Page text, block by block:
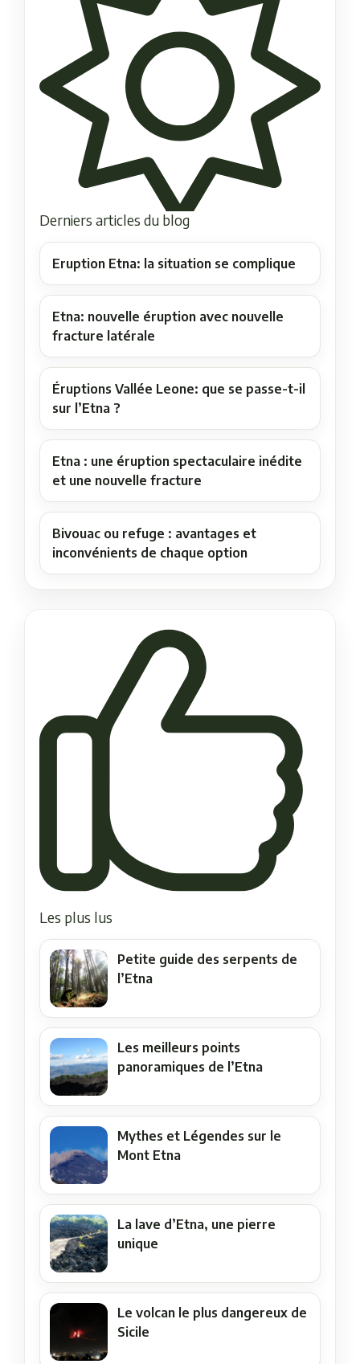
Derniers articles du blog
Eruption Etna: la situation se complique
Etna: nouvelle éruption avec nouvelle
fracture latérale
Éruptions Vallée Leone: que se passe-t-il
sur l’Etna ?
Etna : une éruption spectaculaire inédite
et une nouvelle fracture
Bivouac ou refuge : avantages et
inconvénients de chaque option
Les plus lus
Petite guide des serpents de
l’Etna
Les meilleurs points
panoramiques de l’Etna
Mythes et Légendes sur le
Mont Etna
La lave d’Etna, une pierre
unique
Le volcan le plus dangereux de
Sicile